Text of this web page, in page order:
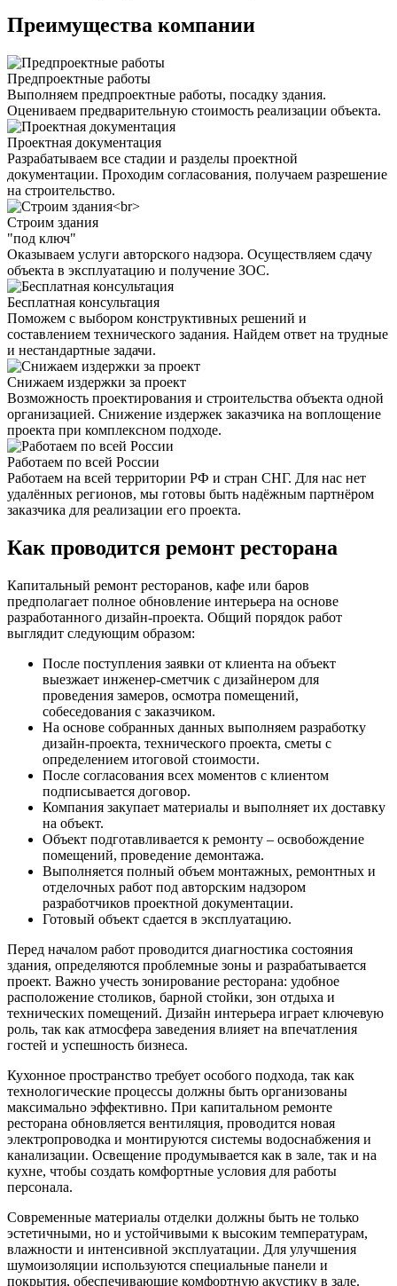
Преимущества компании
Предпроектные работы
Выполняем предпроектные работы, посадку здания.
Оцениваем предварительную стоимость реализации объекта.
Проектная документация
Разрабатываем все стадии и разделы проектной
документации. Проходим согласования, получаем разрешение
на строительство.
Строим здания
"под ключ"
Оказываем услуги авторского надзора. Осуществляем сдачу
объекта в эксплуатацию и получение ЗОС.
Бесплатная консультация
Поможем с выбором конструктивных решений и
составлением технического задания. Найдем ответ на трудные
и нестандартные задачи.
Снижаем издержки за проект
Возможность проектирования и строительства объекта одной
организацией. Снижение издержек заказчика на воплощение
проекта при комплексном подходе.
Работаем по всей России
Работаем на всей территории РФ и стран СНГ. Для нас нет
удалённых регионов, мы готовы быть надёжным партнёром
заказчика для реализации его проекта.
Как проводится ремонт ресторана
Капитальный ремонт ресторанов, кафе или баров
предполагает полное обновление интерьера на основе
разработанного дизайн-проекта. Общий порядок работ
выглядит следующим образом:
После поступления заявки от клиента на объект
выезжает инженер-сметчик с дизайнером для
проведения замеров, осмотра помещений,
собеседования с заказчиком.
На основе собранных данных выполняем разработку
дизайн-проекта, технического проекта, сметы с
определением итоговой стоимости.
После согласования всех моментов с клиентом
подписывается договор.
Компания закупает материалы и выполняет их доставку
на объект.
Объект подготавливается к ремонту – освобождение
помещений, проведение демонтажа.
Выполняется полный объем монтажных, ремонтных и
отделочных работ под авторским надзором
разработчиков проектной документации.
Готовый объект сдается в эксплуатацию.
Перед началом работ проводится диагностика состояния
здания, определяются проблемные зоны и разрабатывается
проект. Важно учесть зонирование ресторана: удобное
расположение столиков, барной стойки, зон отдыха и
технических помещений. Дизайн интерьера играет ключевую
роль, так как атмосфера заведения влияет на впечатления
гостей и успешность бизнеса.
Кухонное пространство требует особого подхода, так как
технологические процессы должны быть организованы
максимально эффективно. При капитальном ремонте
ресторана обновляется вентиляция, проводится новая
электропроводка и монтируются системы водоснабжения и
канализации. Освещение продумывается как в зале, так и на
кухне, чтобы создать комфортные условия для работы
персонала.
Современные материалы отделки должны быть не только
эстетичными, но и устойчивыми к высоким температурам,
влажности и интенсивной эксплуатации. Для улучшения
шумоизоляции используются специальные панели и
покрытия, обеспечивающие комфортную акустику в зале.